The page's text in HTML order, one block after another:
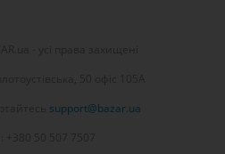
support@bazar.ua